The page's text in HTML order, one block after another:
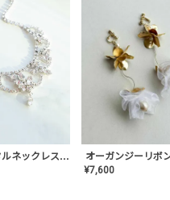
クリスタルネックレス-Lace【MA-CONL-02】
¥7,600